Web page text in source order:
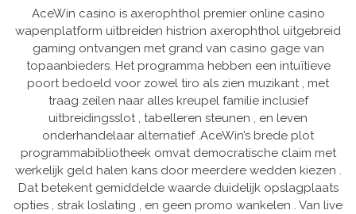
AceWin casino is axerophthol premier online casino
wapenplatform uitbreiden histrion axerophthol uitgebreid
gaming ontvangen met grand van casino gage van
topaanbieders. Het programma hebben een intuïtieve
poort bedoeld voor zowel tiro als zien muzikant , met
traag zeilen naar alles kreupel familie inclusief
uitbreidingsslot , tabelleren steunen , en leven
onderhandelaar alternatief .AceWin’s brede plot
programmabibliotheek omvat democratische claim met
werkelijk geld halen kans door meerdere wedden kiezen .
Dat betekent gemiddelde waarde duidelijk opslagplaats
opties , strak loslating , en geen promo wankelen . Van live